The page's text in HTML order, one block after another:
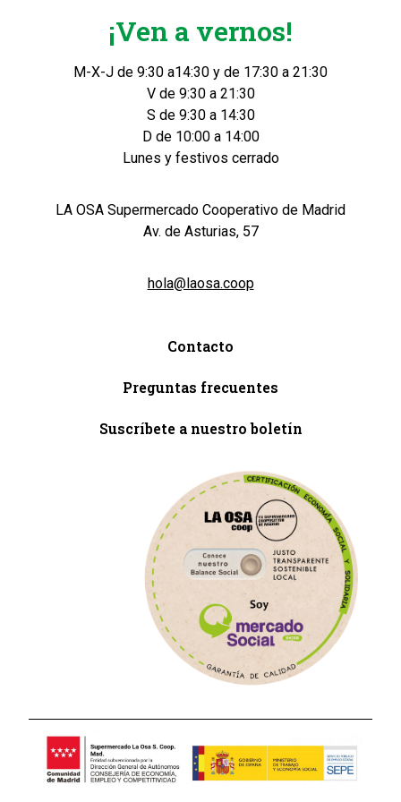
¡Ven a vernos!
M-X-J de 9:30 a14:30 y de 17:30 a 21:30
V de 9:30 a 21:30
S de 9:30 a 14:30
D de 10:00 a 14:00
Lunes y festivos cerrado
LA OSA Supermercado Cooperativo de Madrid
Av. de Asturias, 57
hola@laosa.coop
Contacto
Preguntas frecuentes
Suscríbete a nuestro boletín